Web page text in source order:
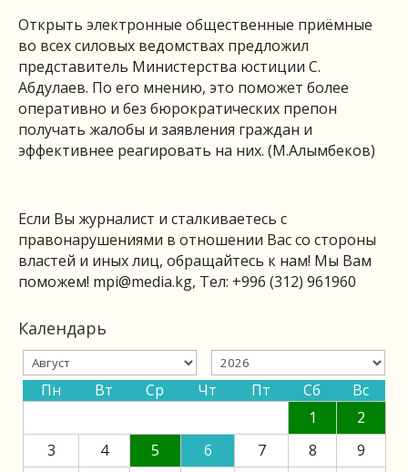
Открыть электронные общественные приёмные
во всех силовых ведомствах предложил
представитель Министерства юстиции С.
Абдулаев. По его мнению, это поможет более
оперативно и без бюрократических препон
получать жалобы и заявления граждан и
эффективнее реагировать на них. (М.Алымбеков)
Если Вы журналист и сталкиваетесь с
правонарушениями в отношении Вас со стороны
властей и иных лиц, обращайтесь к нам! Мы Вам
поможем! mpi@media.kg, Тел: +996 (312) 961960
Календарь
Пн Вт Ср Чт Пт Сб
Вс
1
2
3
4 5 6 7 8
9